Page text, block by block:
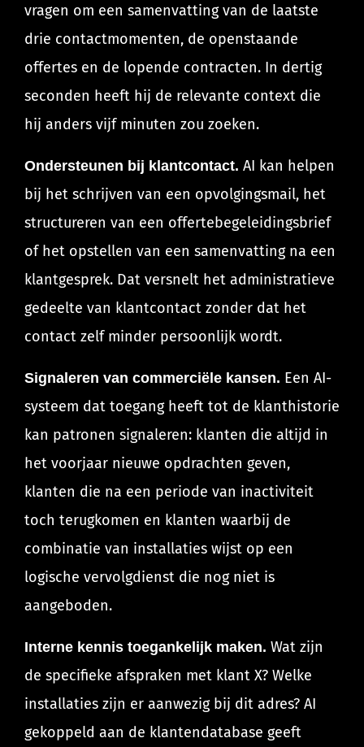
vragen om een samenvatting van de laatste
drie contactmomenten, de openstaande
offertes en de lopende contracten. In dertig
seconden heeft hij de relevante context die
hij anders vijf minuten zou zoeken.
Ondersteunen bij klantcontact. AI kan helpen
bij het schrijven van een opvolgingsmail, het
structureren van een offertebegeleidingsbrief
of het opstellen van een samenvatting na een
klantgesprek. Dat versnelt het administratieve
gedeelte van klantcontact zonder dat het
contact zelf minder persoonlijk wordt.
Signaleren van commerciële kansen. Een AI-
systeem dat toegang heeft tot de klanthistorie
kan patronen signaleren: klanten die altijd in
het voorjaar nieuwe opdrachten geven,
klanten die na een periode van inactiviteit
toch terugkomen en klanten waarbij de
combinatie van installaties wijst op een
logische vervolgdienst die nog niet is
aangeboden.
Interne kennis toegankelijk maken. Wat zijn
de specifieke afspraken met klant X? Welke
installaties zijn er aanwezig bij dit adres? AI
gekoppeld aan de klantendatabase geeft